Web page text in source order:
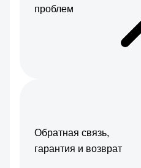
проблем
Обратная связь,
гарантия и возврат